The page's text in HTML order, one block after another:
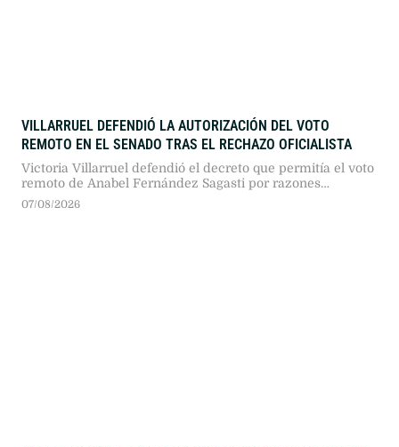
VILLARRUEL DEFENDIÓ LA AUTORIZACIÓN DEL VOTO
REMOTO EN EL SENADO TRAS EL RECHAZO OFICIALISTA
Victoria Villarruel defendió el decreto que permitía el voto
remoto de Anabel Fernández Sagasti por razones
médicas, aclarando que la definición quedaba en manos
07/08/2026